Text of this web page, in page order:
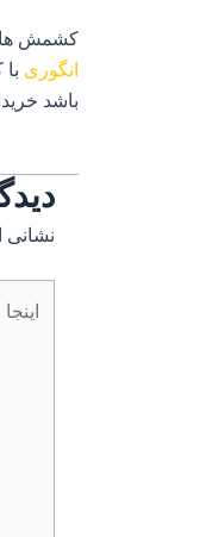
کشمش
انگوری
باشد
نشانی